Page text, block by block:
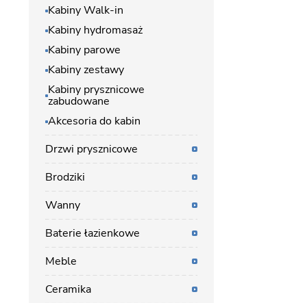
Kabiny Walk-in
Kabiny hydromasaż
Kabiny parowe
Kabiny zestawy
Kabiny prysznicowe
zabudowane
Akcesoria do kabin
Drzwi prysznicowe
Brodziki
Wanny
Baterie łazienkowe
Meble
Ceramika